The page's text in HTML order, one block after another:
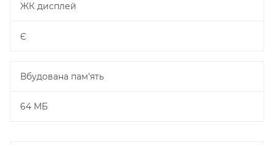
ЖК дисплей
Є
Вбудована пам'ять
64 МБ